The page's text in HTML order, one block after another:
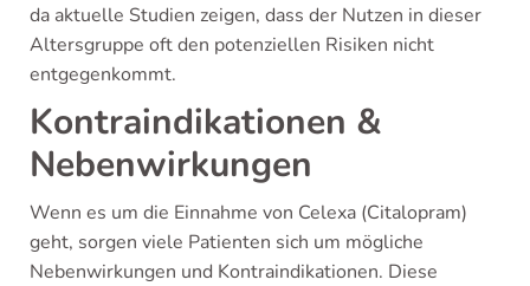
da aktuelle Studien zeigen, dass der Nutzen in dieser
Altersgruppe oft den potenziellen Risiken nicht
entgegenkommt.
Kontraindikationen &
Nebenwirkungen
Wenn es um die Einnahme von Celexa (Citalopram)
geht, sorgen viele Patienten sich um mögliche
Nebenwirkungen und Kontraindikationen. Diese